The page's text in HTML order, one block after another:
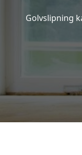
Golvslipning